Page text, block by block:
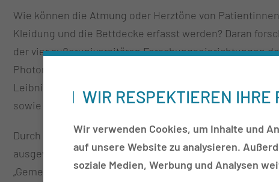
Wie können die Atmung oder Herztöne von
Kleidung und die Bettdecke erfasst werden? Daran
der vier außeruniversitären Forschungseinrichtungen
Photonische Mikrosysteme (IPMS), Fraunhofer Instituts
Leibniz-Instituts für Höchstfrequenztechnik (FBH),
sowie die Thiem-Research. Gemeinsam wird an einem
Durch die Radarstrahlen können Vitalparameter
ausgewertet werden. Atmung und Herzaktivität
„Gemeinsam mit der Kardiologie wollen wir so die
WIR RESPEKTIEREN IHRE
Wir verwenden Cookies, um Inhalte und
auf unsere Website zu analysieren.
soziale Medien, Werbung und Analysen